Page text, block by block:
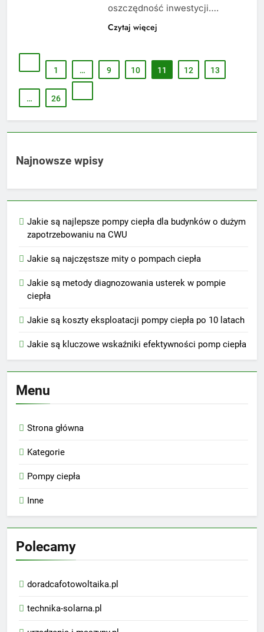
oszczędność inwestycji….
Czytaj więcej
1 … 9 10 11 12 13
… 26
Najnowsze wpisy
Jakie są najlepsze pompy ciepła dla budynków o dużym
zapotrzebowaniu na CWU
Jakie są najczęstsze mity o pompach ciepła
Jakie są metody diagnozowania usterek w pompie
ciepła
Jakie są koszty eksploatacji pompy ciepła po 10 latach
Jakie są kluczowe wskaźniki efektywności pomp ciepła
Menu
Strona główna
Kategorie
Pompy ciepła
Inne
Polecamy
doradcafotowoltaika.pl
technika-solarna.pl